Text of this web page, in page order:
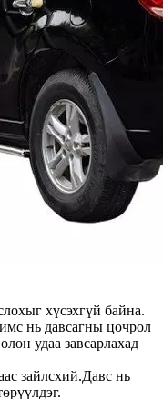
хүсэхгүй байна.
нь давсагны цочрол
удаа завсарлахад
зайлсхий.Давс нь